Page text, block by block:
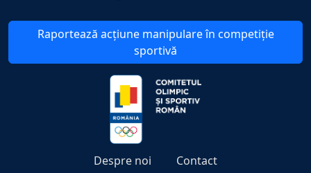
Raportează acțiune manipulare în competiție
sportivă
Despre noi Contact